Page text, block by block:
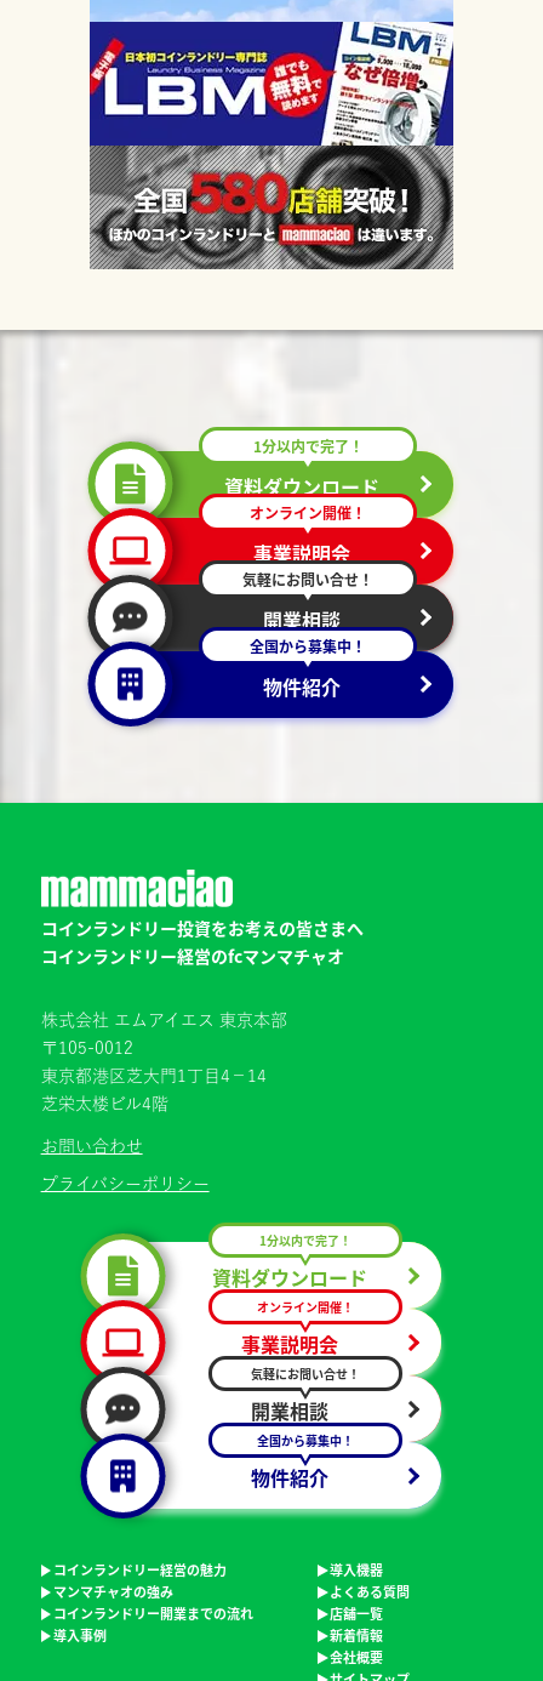
資料ダウンロード
1分以内で完了！
事業説明会
オンライン開催！
開業相談
気軽にお問い合せ！
物件紹介
全国から募集中！
コインランドリー投資をお考えの皆さまへ
コインランドリー経営のfcマンマチャオ
株式会社 エムアイエス 東京本部
〒105-0012
東京都港区芝大門1丁目4−14
芝栄太楼ビル4階
お問い合わせ
プライバシーポリシー
資料ダウンロード
1分以内で完了！
事業説明会
オンライン開催！
開業相談
気軽にお問い合せ！
物件紹介
全国から募集中！
コインランドリー経営の魅力
マンマチャオの強み
コインランドリー開業までの流れ
導入事例
導入機器
よくある質問
店舗一覧
新着情報
会社概要